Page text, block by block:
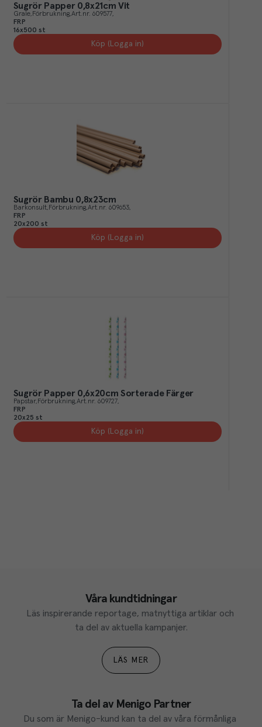
Sugrör Papper 0,8x21cm Vit
Grale Förbrukning Art.nr. 609577
FRP
16x500 st
Köp (Logga in)
Sugrör Bambu 0,8x23cm
Barkonsult Förbrukning Art.nr. 609653
FRP
20x200 st
Köp (Logga in)
Sugrör Papper 0,6x20cm Sorterade Färger
Papstar Förbrukning Art.nr. 609727
FRP
20x25 st
Köp (Logga in)
Våra kundtidningar
Läs inspirerande reportage, matnyttiga artiklar och
ta del av aktuella kampanjer.
LÄS MER
Ta del av Menigo Partner
Du som är Menigo-kund kan ta del av våra förmånliga